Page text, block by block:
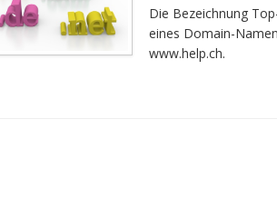
Die Bezeichnung
eines Domain-
www.help.ch.